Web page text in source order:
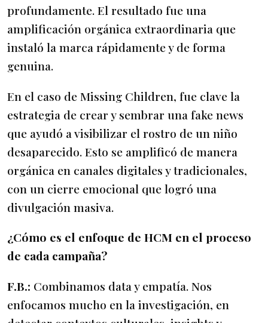
profundamente. El resultado fue una
amplificación orgánica extraordinaria que
instaló la marca rápidamente y de forma
genuina.
En el caso de Missing Children, fue clave la
estrategia de crear y sembrar una fake news
que ayudó a visibilizar el rostro de un niño
desaparecido. Esto se amplificó de manera
orgánica en canales digitales y tradicionales,
con un cierre emocional que logró una
divulgación masiva.
¿Cómo es el enfoque de HCM en el proceso
de cada campaña?
F.B.: Combinamos data y empatía. Nos
enfocamos mucho en la investigación, en